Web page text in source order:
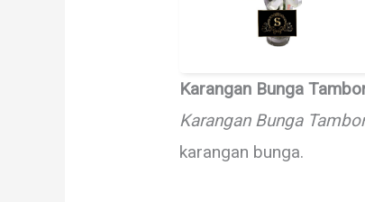
Karangan Bunga
Karangan Bunga
karangan bunga.